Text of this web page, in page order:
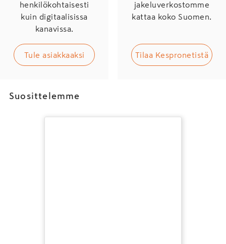
henkilökohtaisesti
kuin digitaalisissa
kanavissa.
Tule asiakkaaksi
jakeluverkostomme
kattaa koko Suomen.
Tilaa Kespronetistä
Suosittelemme